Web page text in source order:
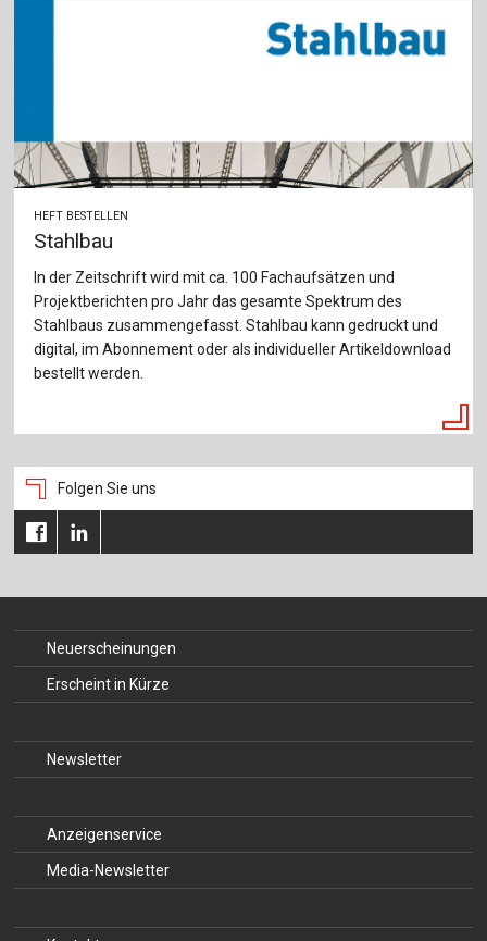
HEFT BESTELLEN
Stahlbau
In der Zeitschrift wird mit ca. 100 Fachaufsätzen und
Projektberichten pro Jahr das gesamte Spektrum des
Stahlbaus zusammengefasst. Stahlbau kann gedruckt und
digital, im Abonnement oder als individueller Artikeldownload
bestellt werden.
Folgen Sie uns
Neuerscheinungen
Erscheint in Kürze
Newsletter
Anzeigenservice
Media-Newsletter